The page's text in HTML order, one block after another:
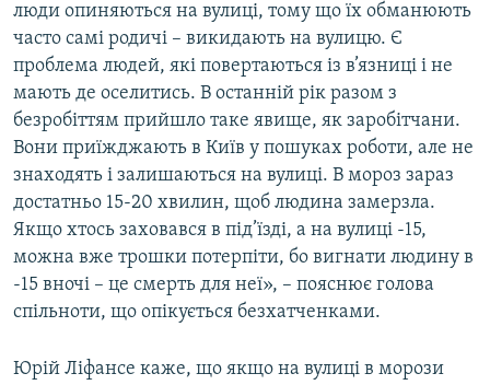
люди опиняються на вулиці, тому що їх обманюють
часто самі родичі – викидають на вулицю. Є
проблема людей, які повертаються із в’язниці і не
мають де оселитись. В останній рік разом з
безробіттям прийшло таке явище, як заробітчани.
Вони приїжджають в Київ у пошуках роботи, але не
знаходять і залишаються на вулиці. В мороз зараз
достатньо 15-20 хвилин, щоб людина замерзла.
Якщо хтось заховався в під’їзді, а на вулиці -15,
можна вже трошки потерпіти, бо вигнати людину в
-15 вночі – це смерть для неї», – пояснює голова
спільноти, що опікується безхатченками.
Юрій Ліфансе каже, що якщо на вулиці в морози